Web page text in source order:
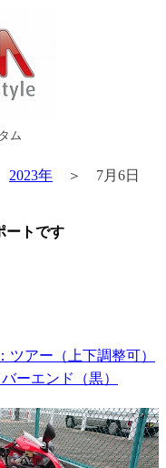
ム
2023年 ＞ 7月6日
ートです
ツアー（上下調整可）
ーエンド（黒）